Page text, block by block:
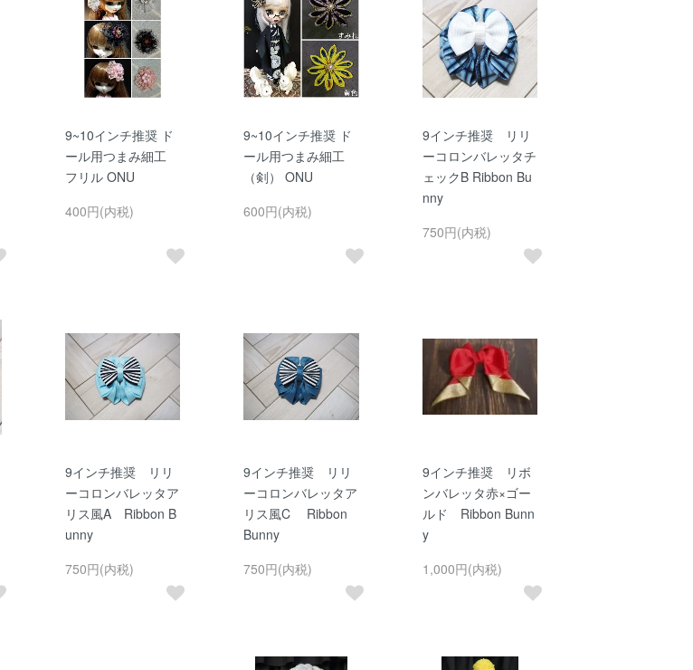
9~10インチ推奨 ド
ール用つまみ細工
フリル ONU
400円(内税)
9~10インチ推奨 ド
ール用つまみ細工
（剣） ONU
600円(内税)
9インチ推奨 リリ
ーコロンバレッタチ
ェックB Ribbon Bu
nny
750円(内税)
9インチ推奨 リリ
ーコロンバレッタア
リス風A Ribbon B
unny
750円(内税)
9インチ推奨 リリ
ーコロンバレッタア
リス風C Ribbon
Bunny
750円(内税)
9インチ推奨 リボ
ンバレッタ赤×ゴー
ルド Ribbon Bunn
y
1,000円(内税)